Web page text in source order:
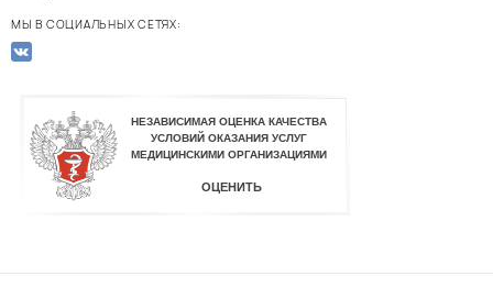
МЫ В СОЦИАЛЬНЫХ СЕТЯХ: